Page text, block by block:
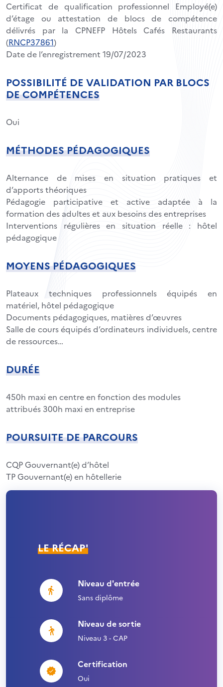
Certificat de qualification professionnel Employé(e)
d’étage ou attestation de blocs de compétence
délivrés par la CPNEFP Hôtels Cafés Restaurants
(RNCP37861)
Date de l’enregistrement 19/07/2023
POSSIBILITÉ DE VALIDATION PAR BLOCS
DE COMPÉTENCES
Oui
MÉTHODES PÉDAGOGIQUES
Alternance de mises en situation pratiques et
d’apports théoriques
Pédagogie participative et active adaptée à la
formation des adultes et aux besoins des entreprises
Interventions régulières en situation réelle : hôtel
pédagogique
MOYENS PÉDAGOGIQUES
Plateaux techniques professionnels équipés en
matériel, hôtel pédagogique
Documents pédagogiques, matières d’œuvres
Salle de cours équipés d’ordinateurs individuels, centre
de ressources…
DURÉE
450h maxi en centre en fonction des modules
attribués 300h maxi en entreprise
POURSUITE DE PARCOURS
CQP Gouvernant(e) d’hôtel
TP Gouvernant(e) en hôtellerie
LE RÉCAP'
Niveau d'entrée
Sans diplôme
Niveau de sortie
Niveau 3 - CAP
Certification
Oui